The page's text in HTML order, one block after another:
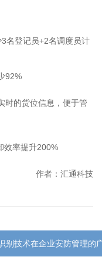
名登记员+2名调度员计
92%
时的货位信息，便于管
效率提升200%
作者：汇通科技
别技术在企业安防管理的